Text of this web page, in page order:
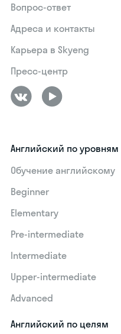
Вопрос-ответ
Адреса и контакты
Карьера в Skyeng
Пресс-центр
Английский по уровням
Обучение английскому
Beginner
Elementary
Pre-intermediate
Intermediate
Upper-intermediate
Advanced
Английский по целям